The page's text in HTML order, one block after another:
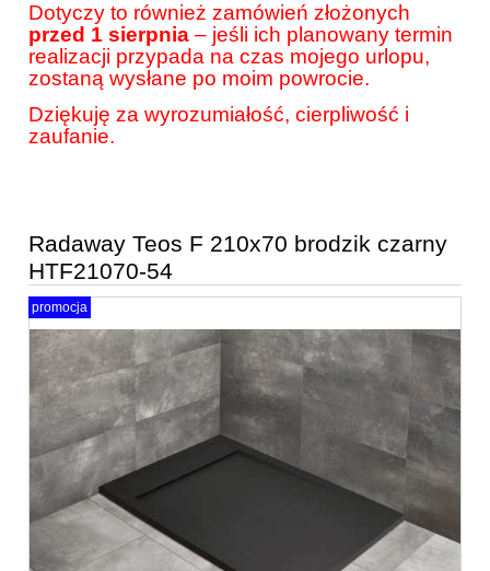
Dotyczy to również zamówień złożonych
przed 1 sierpnia – jeśli ich planowany termin
realizacji przypada na czas mojego urlopu,
zostaną wysłane po moim powrocie.
Dziękuję za wyrozumiałość, cierpliwość i
zaufanie.
Radaway Teos F 210x70 brodzik czarny
HTF21070-54
promocja